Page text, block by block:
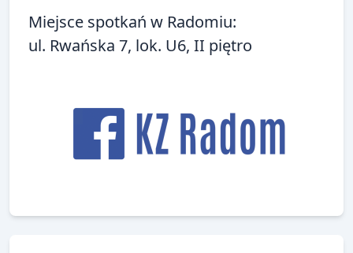
Miejsce spotkań w Radomiu:
ul. Rwańska 7, lok. U6, II piętro